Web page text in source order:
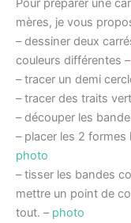
Pour préparer une
mères, je vous
– dessiner deux
couleurs différentes –
– tracer un demi
– tracer des traits
– découper les
– placer les 2 formes
photo
– tisser les bandes
mettre un point de
tout. – photo